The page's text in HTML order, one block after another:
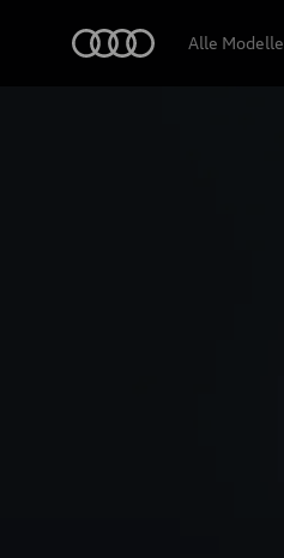
Alle Modelle
Design & Ausstattung